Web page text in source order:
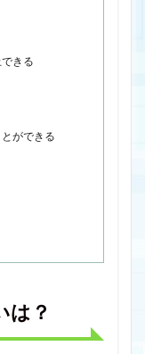
きる
ができる
は？